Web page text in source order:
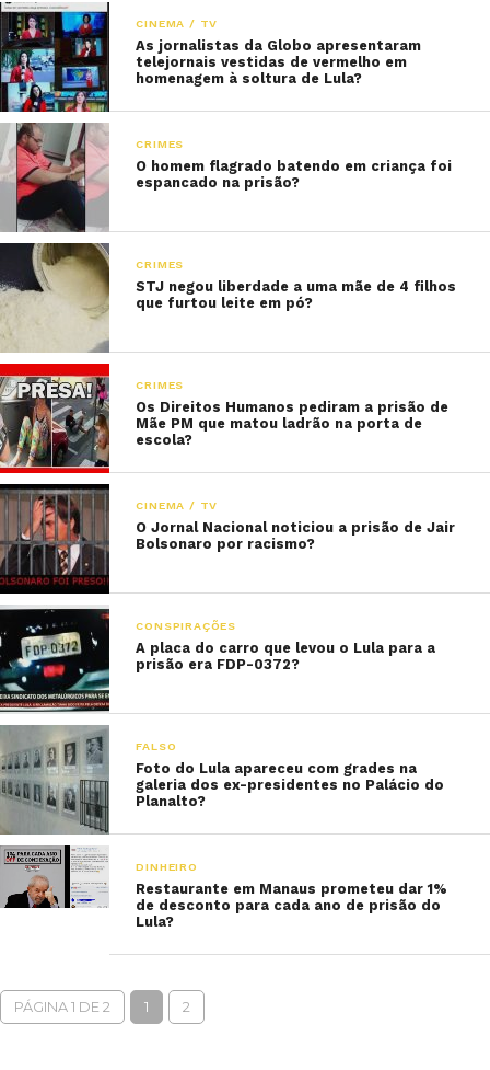
CINEMA / TV
As jornalistas da Globo apresentaram
telejornais vestidas de vermelho em
homenagem à soltura de Lula?
CRIMES
O homem flagrado batendo em criança foi
espancado na prisão?
CRIMES
STJ negou liberdade a uma mãe de 4 filhos
que furtou leite em pó?
CRIMES
Os Direitos Humanos pediram a prisão de
Mãe PM que matou ladrão na porta de
escola?
CINEMA / TV
O Jornal Nacional noticiou a prisão de Jair
Bolsonaro por racismo?
CONSPIRAÇÕES
A placa do carro que levou o Lula para a
prisão era FDP-0372?
FALSO
Foto do Lula apareceu com grades na
galeria dos ex-presidentes no Palácio do
Planalto?
DINHEIRO
Restaurante em Manaus prometeu dar 1%
de desconto para cada ano de prisão do
Lula?
PÁGINA 1 DE 2 1 2